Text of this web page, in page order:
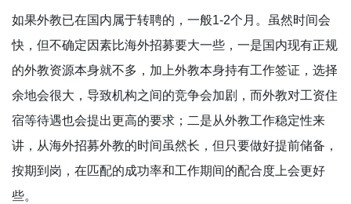
如果外教已在国内属于转聘的，一般1-2个月。虽然时间会
快，但不确定因素比海外招募要大一些，一是国内现有正规
的外教资源本身就不多，加上外教本身持有工作签证，选择
余地会很大，导致机构之间的竞争会加剧，而外教对工资住
宿等待遇也会提出更高的要求；二是从外教工作稳定性来
讲，从海外招募外教的时间虽然长，但只要做好提前储备，
按期到岗，在匹配的成功率和工作期间的配合度上会更好
些。